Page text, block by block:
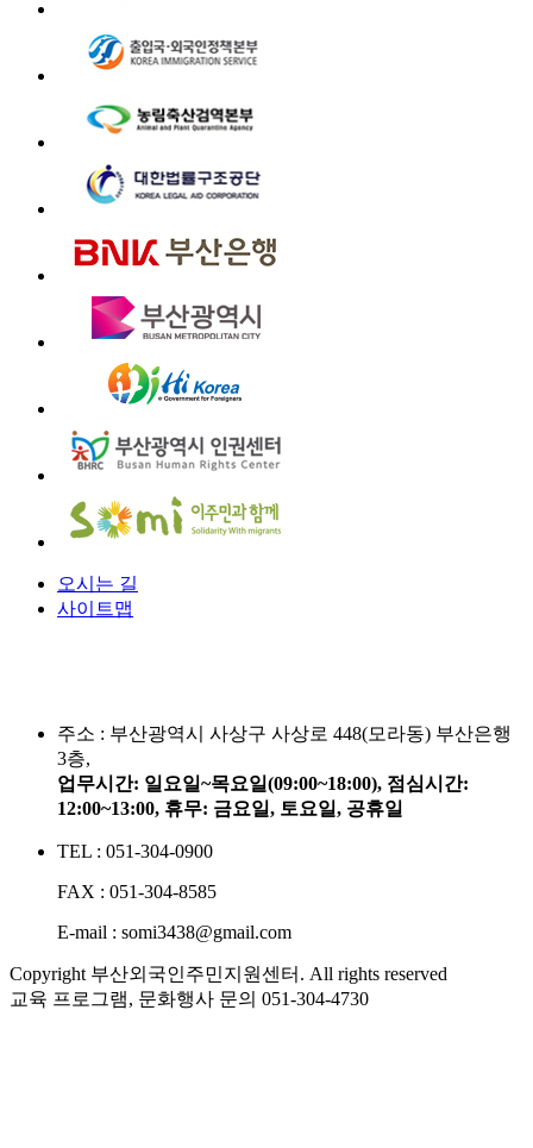
오시는 길
사이트맵
주소 : 부산광역시 사상구 사상로 448(모라동) 부산은행
3층,
업무시간: 일요일~목요일(09:00~18:00), 점심시간:
12:00~13:00, 휴무: 금요일, 토요일, 공휴일
TEL : 051-304-0900
FAX : 051-304-8585
E-mail : somi3438@gmail.com
Copyright 부산외국인주민지원센터. All rights reserved
교육 프로그램, 문화행사 문의 051-304-4730